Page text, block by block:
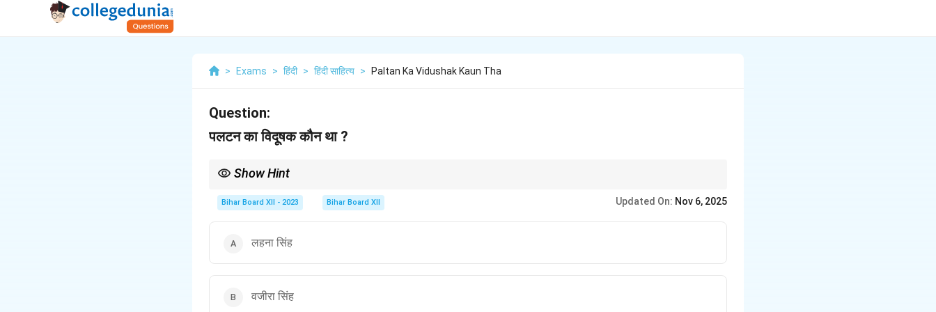
> Exams > हिंदी > हिंदी साहित्य > Paltan Ka Vidushak Kaun Tha
Question:
पलटन का विदूषक कौन था ?
Show Hint
Bihar Board XII - 2023 Bihar Board XII Updated On: Nov 6, 2025
लहना सिंह
वजीरा सिंह